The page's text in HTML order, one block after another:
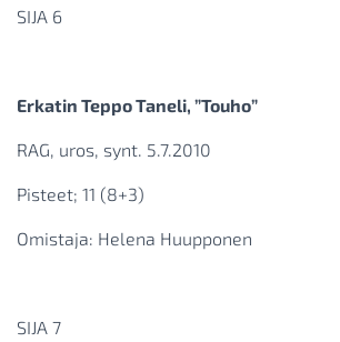
SIJA 6
Erkatin Teppo Taneli, ”Touho”
RAG, uros, synt. 5.7.2010
Pisteet; 11 (8+3)
Omistaja: Helena Huupponen
SIJA 7